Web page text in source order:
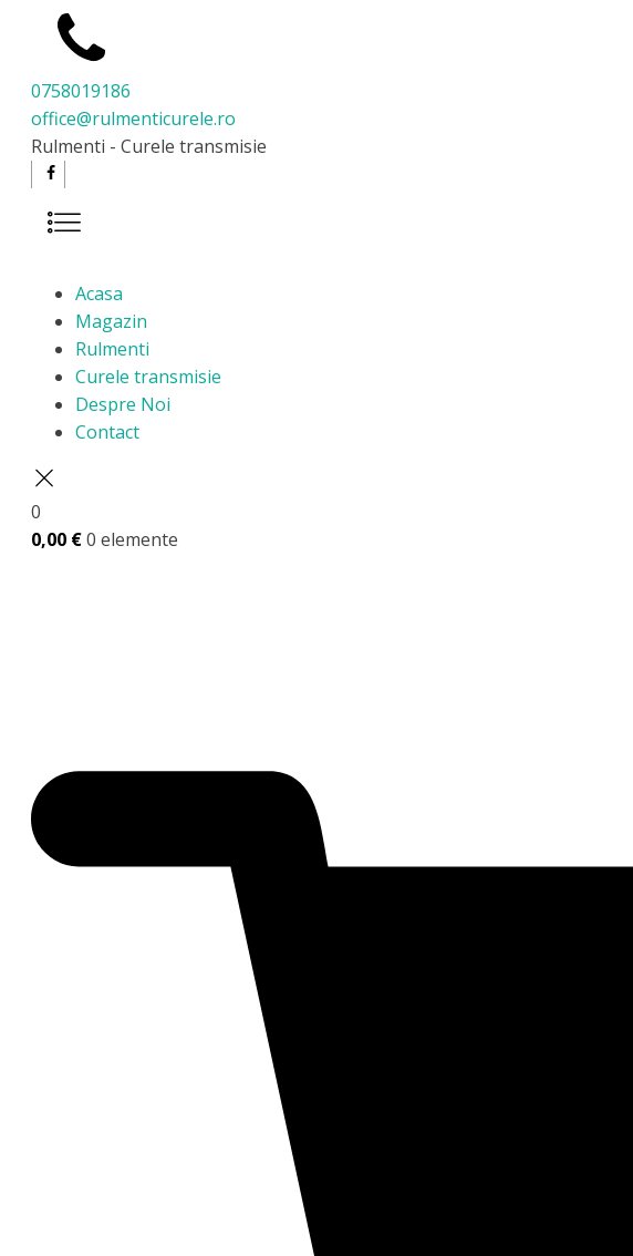
0758019186
office@rulmenticurele.ro
Rulmenti - Curele transmisie
Acasa
Magazin
Rulmenti
Curele transmisie
Despre Noi
Contact
0
0,00 €0 elemente